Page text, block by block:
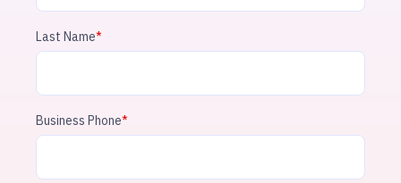
Last Name*
Business Phone*